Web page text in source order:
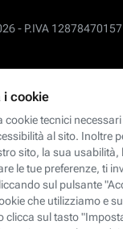
- P.IVA 12878470157